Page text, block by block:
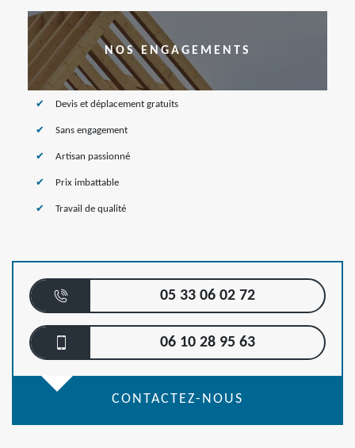
NOS ENGAGEMENTS
Devis et déplacement gratuits
Sans engagement
Artisan passionné
Prix imbattable
Travail de qualité
05 33 06 02 72
06 10 28 95 63
CONTACTEZ-NOUS